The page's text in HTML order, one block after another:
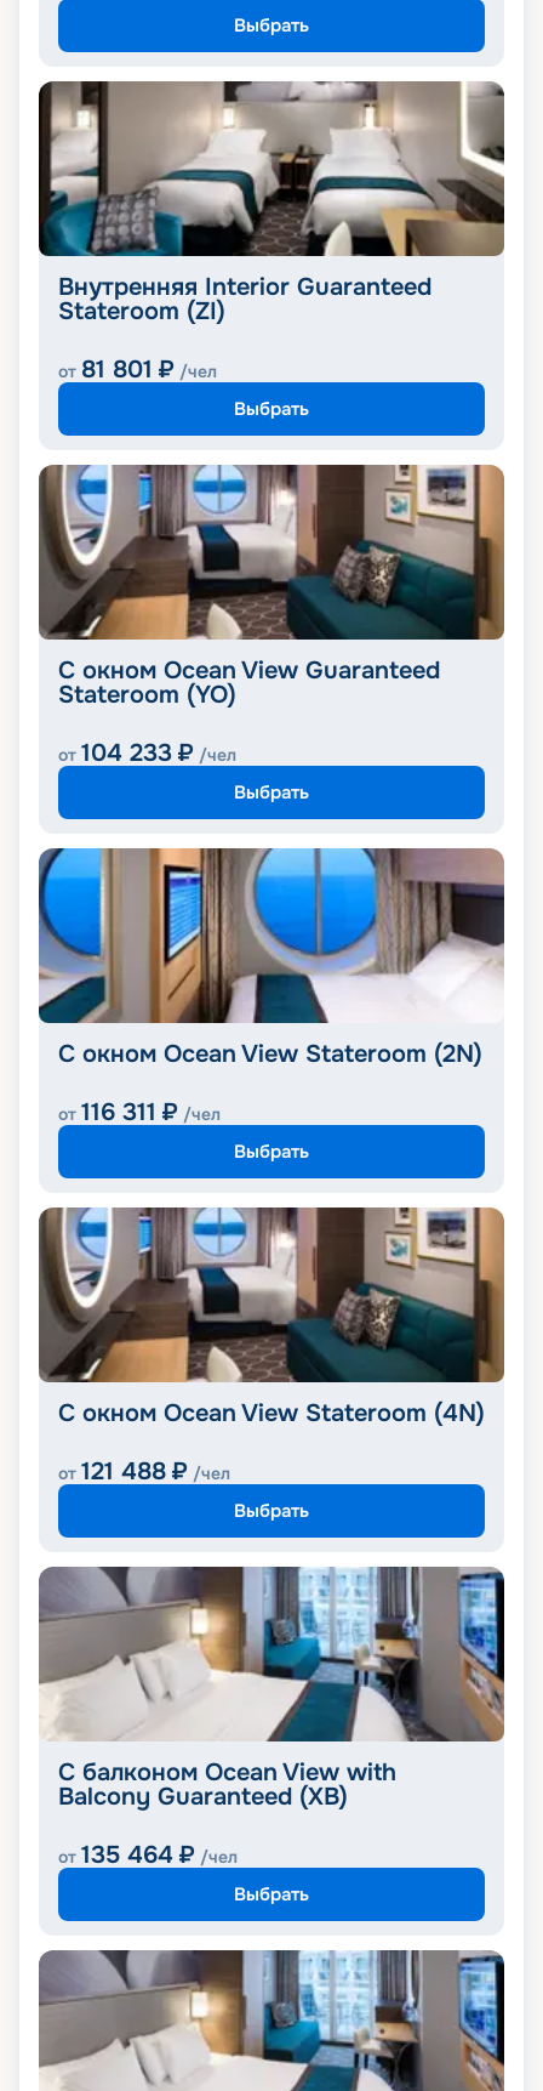
Выбрать
Внутренняя Interior Guaranteed
Stateroom (ZI)
от 81 801 ₽ /чел
Выбрать
С окном Ocean View Guaranteed
Stateroom (YO)
от 104 233 ₽ /чел
Выбрать
С окном Ocean View Stateroom (2N)
от 116 311 ₽ /чел
Выбрать
С окном Ocean View Stateroom (4N)
от 121 488 ₽ /чел
Выбрать
С балконом Ocean View with
Balcony Guaranteed (XB)
от 135 464 ₽ /чел
Выбрать